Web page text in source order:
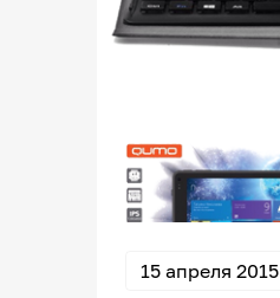
15 апреля 2015